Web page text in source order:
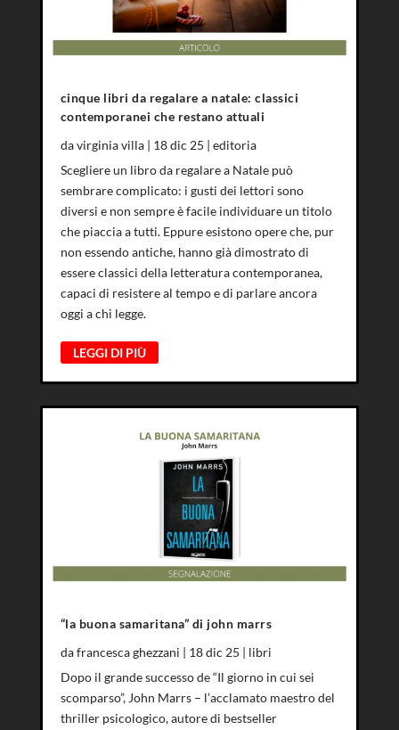
cinque libri da regalare a natale: classici
contemporanei che restano attuali
davirginia villa| 18 dic 25 | editoria
Scegliere un libro da regalare a Natale può
sembrare complicato: i gusti dei lettori sono
diversi e non sempre è facile individuare un titolo
che piaccia a tutti. Eppure esistono opere che, pur
non essendo antiche, hanno già dimostrato di
essere classici della letteratura contemporanea,
capaci di resistere al tempo e di parlare ancora
oggi a chi legge.
LEGGI DI PIÙ
“la buona samaritana” di john marrs
dafrancesca ghezzani | 18 dic 25 | libri
Dopo il grande successo de “Il giorno in cui sei
scomparso”, John Marrs – l’acclamato maestro del
thriller psicologico, autore di bestseller